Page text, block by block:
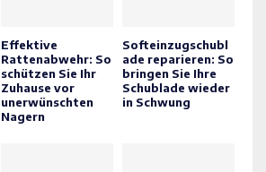
Effektive
Rattenabwehr: So
schützen Sie Ihr
Zuhause vor
unerwünschten
Nagern
Softeinzugschubl
ade reparieren: So
bringen Sie Ihre
Schublade wieder
in Schwung